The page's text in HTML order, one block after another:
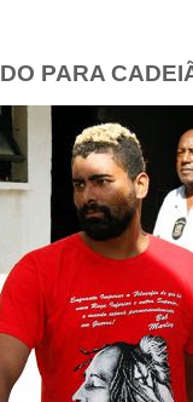
PARA